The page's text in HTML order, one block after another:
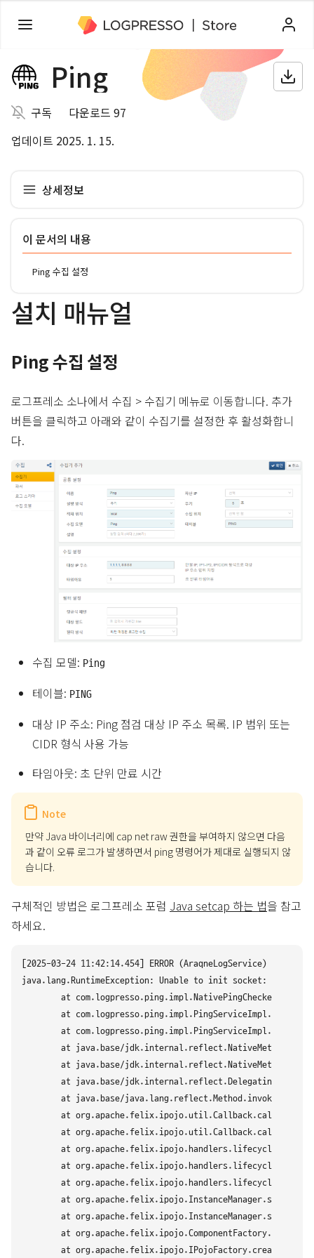
Ping
구독
다운로드 97
업데이트 2025. 1. 15.
상세정보
설치 매뉴얼
Ping 수집 설정
로그프레소 소나에서 수집 > 수집기 메뉴로 이동합니다. 추가
버튼을 클릭하고 아래와 같이 수집기를 설정한 후 활성화합니
다.
수집 모델: Ping
테이블: PING
대상 IP 주소: Ping 점검 대상 IP 주소 목록. IP 범위 또는
CIDR 형식 사용 가능
타임아웃: 초 단위 만료 시간
Note
만약 Java 바이너리에 cap net raw 권한을 부여하지 않으면 다음
과 같이 오류 로그가 발생하면서 ping 명령어가 제대로 실행되지 않
습니다.
구체적인 방법은 로그프레소 포럼 Java setcap 하는 법을 참고
하세요.
[2025-03-24 11:42:14.454] ERROR (AraqneLogService) -
java.lang.RuntimeException: Unable to init socket:
at
at
at
at java.base/
at java.base/
at java.base/
at java.base/
at
at
at
at
at
at
at
at
at
이 문서의 내용
Ping 수집 설정